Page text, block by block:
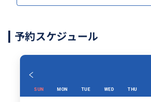
予約スケジュール
SUN MON TUE WED THU